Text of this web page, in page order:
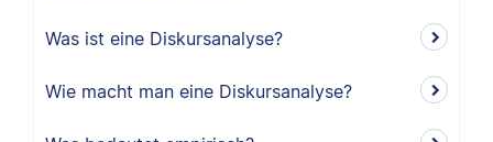
Was ist eine Diskursanalyse?
Wie macht man eine Diskursanalyse?